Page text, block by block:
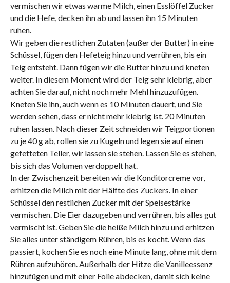
vermischen wir etwas warme Milch, einen Esslöffel Zucker
und die Hefe, decken ihn ab und lassen ihn 15 Minuten
ruhen.
Wir geben die restlichen Zutaten (außer der Butter) in eine
Schüssel, fügen den Hefeteig hinzu und verrühren, bis ein
Teig entsteht. Dann fügen wir die Butter hinzu und kneten
weiter. In diesem Moment wird der Teig sehr klebrig, aber
achten Sie darauf, nicht noch mehr Mehl hinzuzufügen.
Kneten Sie ihn, auch wenn es 10 Minuten dauert, und Sie
werden sehen, dass er nicht mehr klebrig ist. 20 Minuten
ruhen lassen. Nach dieser Zeit schneiden wir Teigportionen
zu je 40 g ab, rollen sie zu Kugeln und legen sie auf einen
gefetteten Teller, wir lassen sie stehen. Lassen Sie es stehen,
bis sich das Volumen verdoppelt hat.
In der Zwischenzeit bereiten wir die Konditorcreme vor,
erhitzen die Milch mit der Hälfte des Zuckers. In einer
Schüssel den restlichen Zucker mit der Speisestärke
vermischen. Die Eier dazugeben und verrühren, bis alles gut
vermischt ist. Geben Sie die heiße Milch hinzu und erhitzen
Sie alles unter ständigem Rühren, bis es kocht. Wenn das
passiert, kochen Sie es noch eine Minute lang, ohne mit dem
Rühren aufzuhören. Außerhalb der Hitze die Vanilleessenz
hinzufügen und mit einer Folie abdecken, damit sich keine